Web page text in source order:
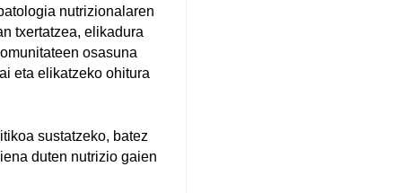
nutrizionalaren
txertatzea, elikadura
osasuna
eta elikatzeko ohitura
sustatzeko, batez
duten nutrizio gaien